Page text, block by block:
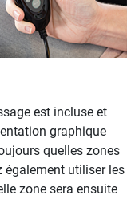
est incluse et
graphique
quelles zones
également utiliser les
zone sera ensuite